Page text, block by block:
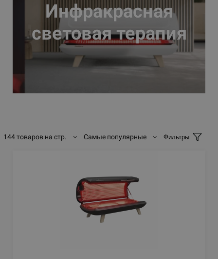
Инфракрасная
световая терапия
144 товаров на стр. Самые популярные Фильтры